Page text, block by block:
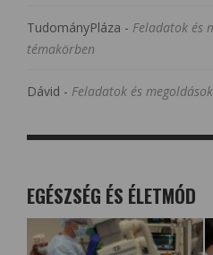
TudományPláza - Feladatok és
témakörben
Dávid - Feladatok és
EGÉSZSÉG ÉS ÉLETMÓD